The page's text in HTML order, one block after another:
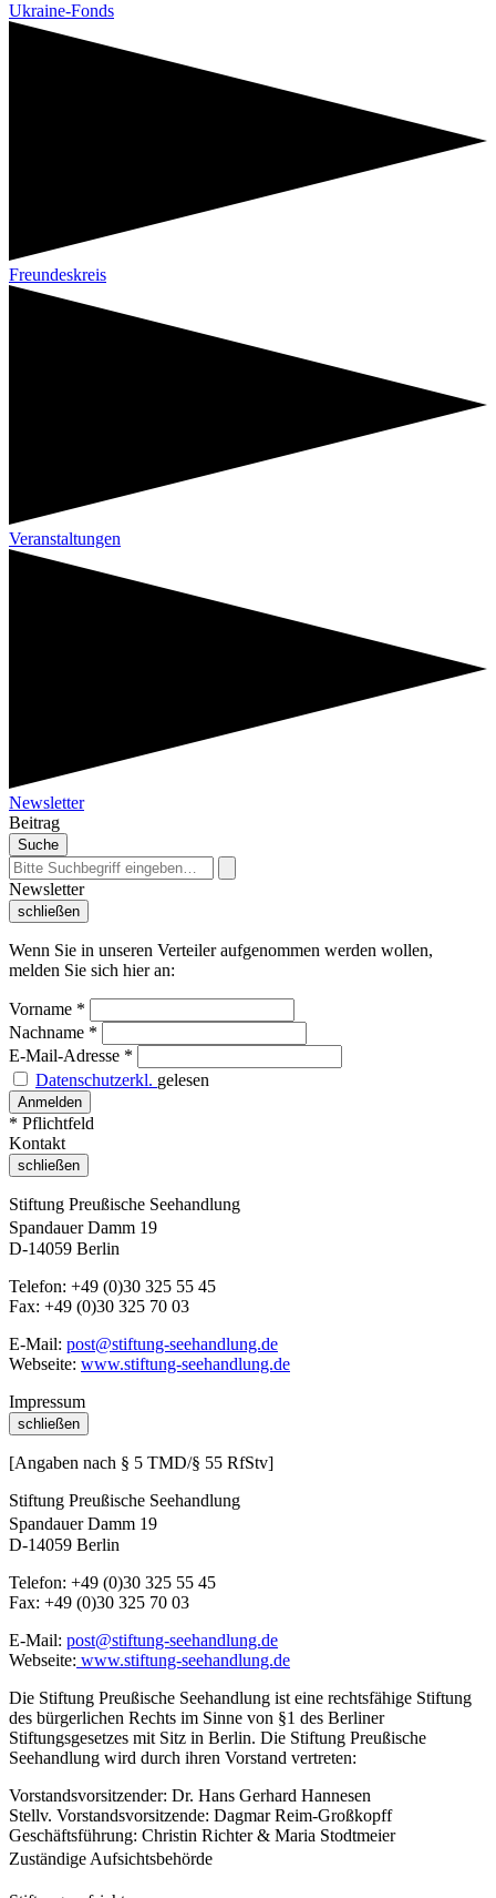
Ukraine-Fonds
Freundeskreis
Veranstaltungen
Newsletter
Beitrag
Suche
Newsletter
schließen
Wenn Sie in unseren Verteiler aufgenommen werden wollen,
melden Sie sich hier an:
Vorname *
Nachname *
E-Mail-Adresse *
Datenschutzerkl. gelesen
* Pflichtfeld
Kontakt
schließen
Stiftung Preußische Seehandlung
Spandauer Damm 19
D-14059 Berlin
Telefon: +49 (0)30 325 55 45
Fax: +49 (0)30 325 70 03
E-Mail: post@stiftung-seehandlung.de
Webseite: www.stiftung-seehandlung.de
Impressum
schließen
[Angaben nach § 5 TMD/§ 55 RfStv]
Stiftung Preußische Seehandlung
Spandauer Damm 19
D-14059 Berlin
Telefon: +49 (0)30 325 55 45
Fax: +49 (0)30 325 70 03
E-Mail: post@stiftung-seehandlung.de
Webseite: www.stiftung-seehandlung.de
Die Stiftung Preußische Seehandlung ist eine rechtsfähige Stiftung
des bürgerlichen Rechts im Sinne von §1 des Berliner
Stiftungsgesetzes mit Sitz in Berlin. Die Stiftung Preußische
Seehandlung wird durch ihren Vorstand vertreten:
Vorstandsvorsitzender: Dr. Hans Gerhard Hannesen
Stellv. Vorstandsvorsitzende: Dagmar Reim-Großkopff
Geschäftsführung: Christin Richter & Maria Stodtmeier
Zuständige Aufsichtsbehörde